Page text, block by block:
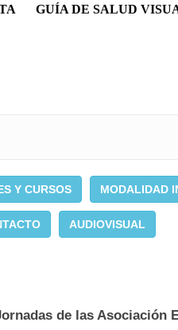
GUÍA DE SALUD
Y CURSOS MODALIDAD
AUDIOVISUAL
de las Asociación